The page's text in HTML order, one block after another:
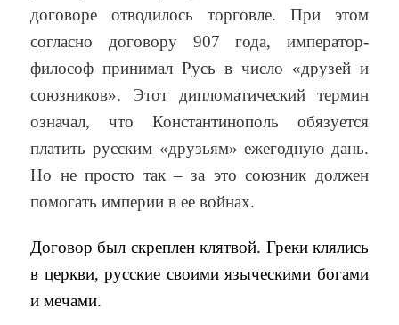
договоре отводилось торговле. При этом
согласно договору 907 года, император-
философ принимал Русь в число «друзей и
союзников». Этот дипломатический термин
означал, что Константинополь обязуется
платить русским «друзьям» ежегодную дань.
Но не просто так – за это союзник должен
помогать империи в ее войнах.
Договор был скреплен клятвой. Греки клялись
в церкви, русские своими языческими богами
и мечами.